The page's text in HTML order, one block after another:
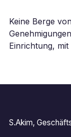
Keine Berge
Einrichtung,
S.Akim,